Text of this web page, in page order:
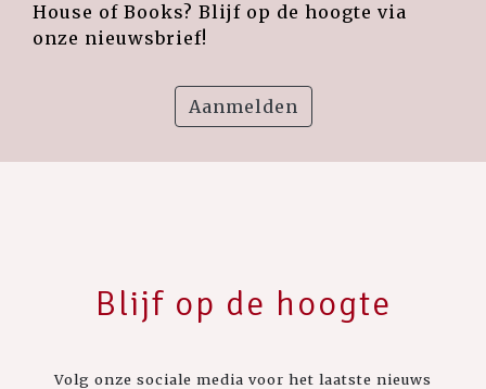
House of Books? Blijf op de hoogte via
onze nieuwsbrief!
Aanmelden
Blijf op de hoogte
Volg onze sociale media voor het laatste nieuws